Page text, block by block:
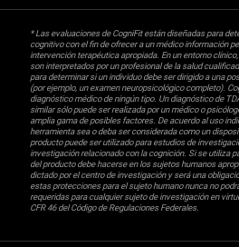
* Las evaluaciones de CogniFit están diseñadas para
cognitivo con el fin de ofrecer a un médico información
intervención terapéutica apropiada. En un entorno
son interpretados por un profesional de la salud
para determinar si un individuo debe ser dirigido a una
(por ejemplo, un examen neuropsicológico completo).
diagnóstico médico de ningún tipo. Un diagnóstico de
similar sólo puede ser realizada por un médico o
amplia gama de posibles factores. De acuerdo al uso
herramienta sea o deba ser considerada como un
producto puede ser utilizado para estudios de
investigación relacionado con la cognición. Si se utiliza
del producto debe hacerse en los sujetos humanos
dictado por el centro de investigación y será una
estas protecciones para el sujeto humano nunca no
requeridas para cualquier sujeto de investigación en
CFR 46 del Código de Regulaciones Federales.